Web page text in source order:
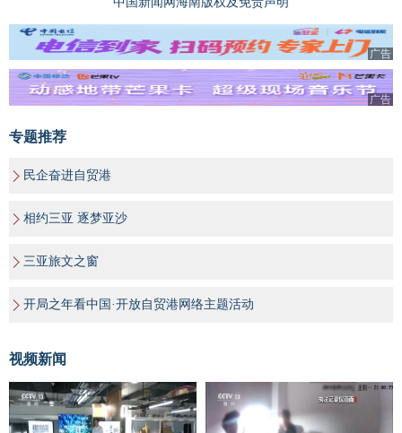
广告
广告
专题推荐
民企奋进自贸港
相约三亚 逐梦亚沙
三亚旅文之窗
开局之年看中国·开放自贸港网络主题活动
视频新闻